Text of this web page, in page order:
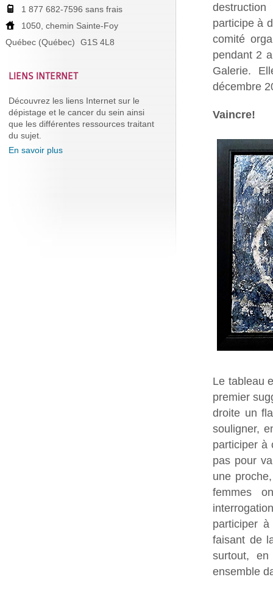
participe à
comité
pendant 2
Galerie.
décembre
Vaincre!
Le tableau
premier
droite un
souligner,
participer à
pas pour
une
femmes
participer
faisant de
surtout,
ensemble
1 877 682-7596 sans frais
1050, chemin Sainte-Foy
Québec (Québec)
G1S 4L8
LIENS INTERNET
Découvrez les liens Internet sur le
dépistage et le cancer du sein ainsi
que les différentes ressources traitant
du sujet.
En savoir plus